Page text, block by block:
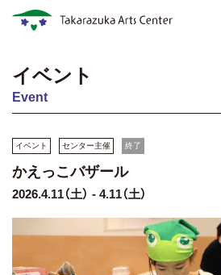
イベント
Event
イベント センター主催 終了
かえっこバザール
2026.4.11（土） - 4.11（土）